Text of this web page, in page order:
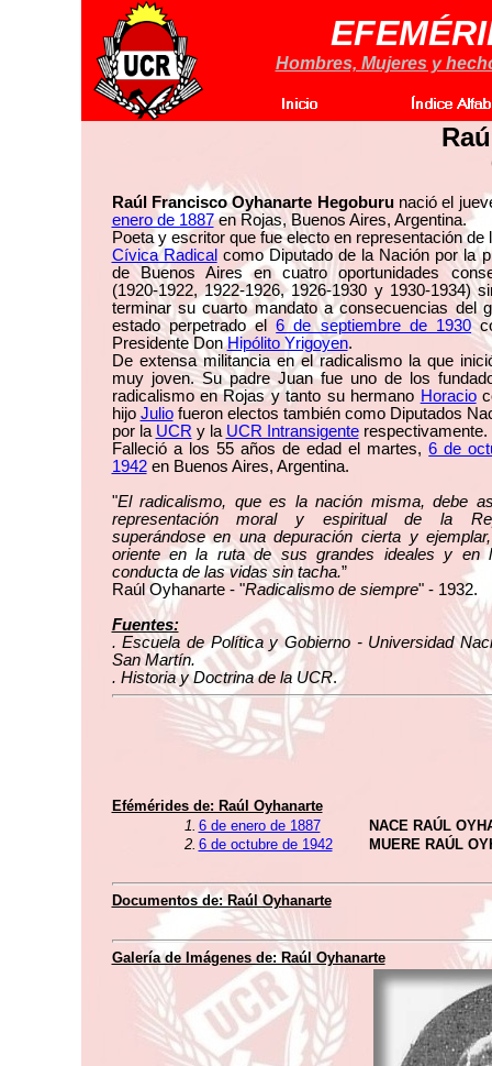
Hombres, Mujeres y
Raúl Francisco Oyhanarte Hegoburunació el
enero de 1887en Rojas, Buenos Aires, Argentina.
Poeta y escritor que fue electo en representación de
Cívica Radical como Diputado de la Nación por la
de Buenos Aires en cuatro oportunidades
(1920-1922, 1922-1926, 1926-1930 y 1930-1934)
terminar su cuarto mandato a consecuencias del
estado perpetrado el6 de septiembre de 1930
Presidente DonHipólito Yrigoyen.
De extensa militancia en el radicalismo la que
muy joven. Su padre Juan fue uno de los
radicalismo en Rojas y tanto su hermano Horacio
hijo Juliofueron electos también como Diputados
por la UCR y la UCR Intransigenterespectivamente.
Falleció a los 55 años de edad el martes,6 de
1942en Buenos Aires, Argentina.
"El radicalismo, que es la nación misma, debe
representación moral y espiritual de la
superándose en una depuración cierta y
oriente en la ruta de sus grandes ideales y en
conducta de las vidas sin tacha.”
Raúl Oyhanarte - "Radicalismo de siempre" - 1932.
Fuentes:
. Escuela de Política y Gobierno - Universidad
San Martín.
. Historia y Doctrina de la UCR.
Efémérides de: Raúl Oyhanarte
1. 6 de enero de 1887
NACE RAÚL
2. 6 de octubre de 1942 MUERE RAÚL
Documentos de: Raúl Oyhanarte
Galería de Imágenes de: Raúl Oyhanarte